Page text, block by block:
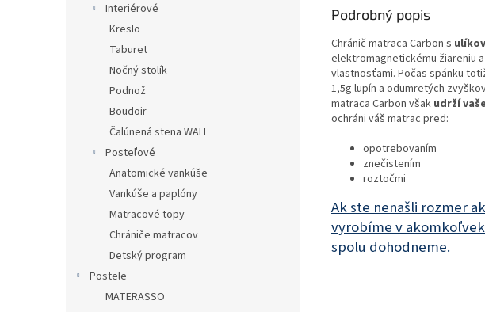
Interiérové
Kreslo
Taburet
Nočný stolík
Podnož
Boudoir
Čalúnená stena WALL
Posteľové
Anatomické vankúše
Vankúše a paplóny
Matracové topy
Chrániče matracov
Detský program
Postele
MATERASSO
Podrobný popis
Chránič matraca Carbon s
elektromagnetickému žiareniu
vlastnosťami. Počas spánku
1,5g lupín a odumretých
matraca Carbon však udrží
ochráni váš matrac pred:
opotrebovaním
znečistením
roztočmi
Ak ste nenašli rozmer
vyrobíme v
spolu dohodneme.